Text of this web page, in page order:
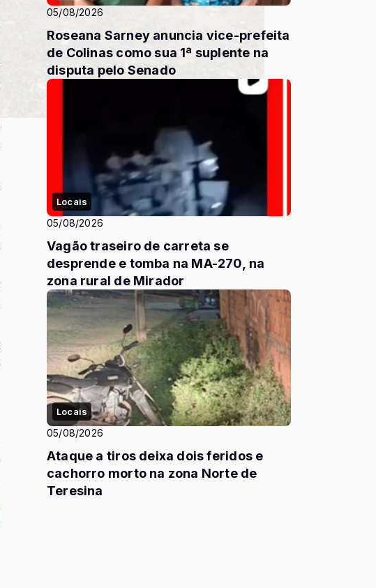
05/08/2026
Roseana Sarney anuncia vice-prefeita
de Colinas como sua 1ª suplente na
disputa pelo Senado
Locais
05/08/2026
Vagão traseiro de carreta se
desprende e tomba na MA-270, na
zona rural de Mirador
Locais
05/08/2026
Ataque a tiros deixa dois feridos e
cachorro morto na zona Norte de
Teresina